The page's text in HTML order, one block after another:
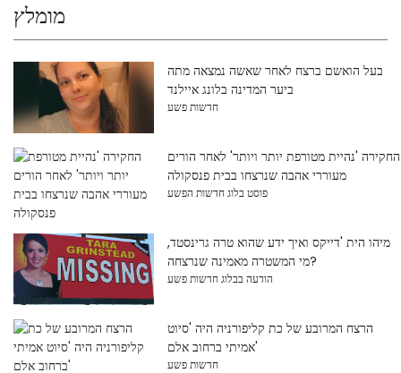
מומלץ
בעל הואשם ברצח לאחר שאשה נמצאה מתה
ביער המדינה בלונג איילנד
חדשות פשע
החקירה 'נהיית מטורפת יותר ויותר' לאחר הורים
מעוררי אהבה שנרצחו בבית פנסקולה
פוסט בלוג חדשות הפשע
מיהו הית 'דייקס ואיך ידע שהוא טרה גרינסטד,
מי המשטרה מאמינה שנרצחה?
הודעה בבלוג חדשות פשע
הרצח המרובע של כת קליפורניה היה 'סיוט
אמיתי ברחוב אלם'
חדשות פשע